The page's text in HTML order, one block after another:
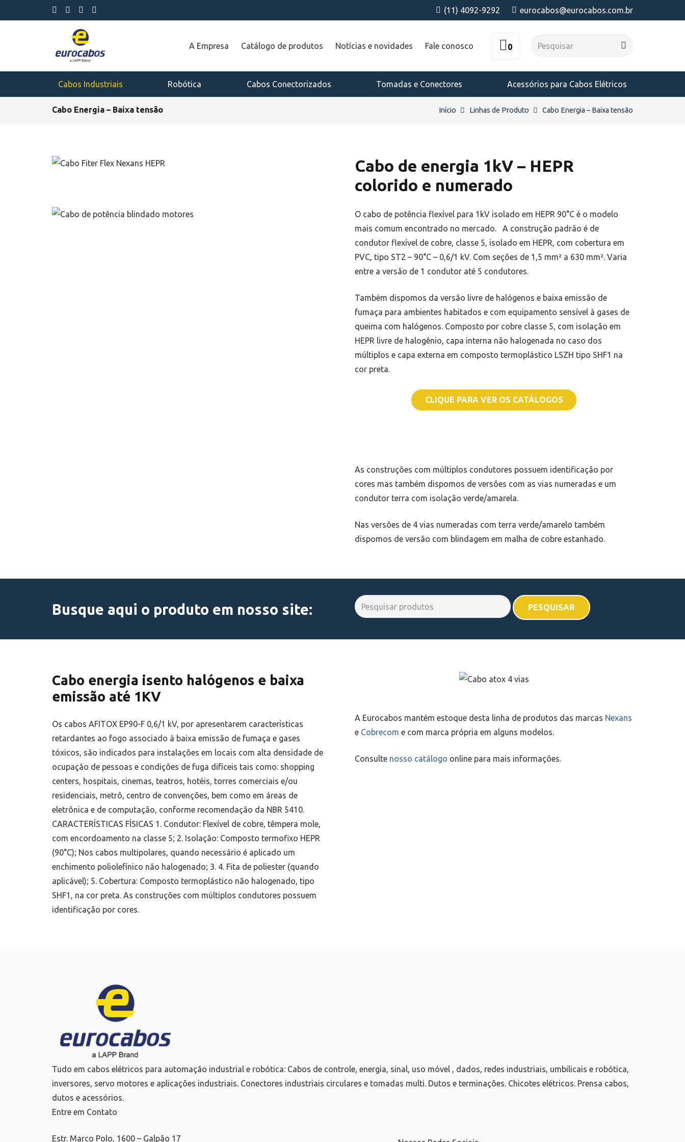
(11) 4092-9292 eurocabos@eurocabos.com.br
A Empresa Catálogo de produtos Notícias e novidades Fale conosco 0
Cabos Industriais Robótica Cabos Conectorizados Tomadas e Conectores Acessórios para Cabos Elétricos
Cabo Energia – Baixa tensão Início Linhas de Produto Cabo Energia – Baixa tensão
Cabo de energia 1kV – HEPR
colorido e numerado
O cabo de potência flexível para 1kV isolado em HEPR 90°C é o modelo
mais comum encontrado no mercado. A construção padrão é de
condutor flexível de cobre, classe 5, isolado em HEPR, com cobertura em
PVC, tipo ST2 – 90°C – 0,6/1 kV. Com seções de 1,5 mm² a 630 mm². Varia
entre a versão de 1 condutor até 5 condutores.
Também dispomos da versão livre de halógenos e baixa emissão de
fumaça para ambientes habitados e com equipamento sensível à gases de
queima com halógenos. Composto por cobre classe 5, com isolação em
HEPR livre de halogênio, capa interna não halogenada no caso dos
múltiplos e capa externa em composto termoplástico LSZH tipo SHF1 na
cor preta.
CLIQUE PARA VER OS CATÁLOGOS
As construções com múltiplos condutores possuem identificação por
cores mas também dispomos de versões com as vias numeradas e um
condutor terra com isolação verde/amarela.
Nas versões de 4 vias numeradas com terra verde/amarelo também
dispomos de versão com blindagem em malha de cobre estanhado.
Busque aqui o produto em nosso site:
Search
for:
Cabo energia isento halógenos e baixa
emissão até 1KV
Os cabos AFITOX EP90-F 0,6/1 kV, por apresentarem características
retardantes ao fogo associado à baixa emissão de fumaça e gases
tóxicos, são indicados para instalações em locais com alta densidade de
ocupação de pessoas e condições de fuga difíceis tais como: shopping
centers, hospitais, cinemas, teatros, hotéis, torres comerciais e/ou
residenciais, metrô, centro de convenções, bem como em áreas de
eletrônica e de computação, conforme recomendação da NBR 5410.
CARACTERÍSTICAS FÍSICAS 1. Condutor: Flexível de cobre, têmpera mole,
com encordoamento na classe 5; 2. Isolação: Composto termofixo HEPR
(90°C); Nos cabos multipolares, quando necessário é aplicado um
enchimento poliolefínico não halogenado; 3. 4. Fita de poliester (quando
aplicável); 5. Cobertura: Composto termoplástico não halogenado, tipo
SHF1, na cor preta. As construções com múltiplos condutores possuem
identificação por cores.
A Eurocabos mantém estoque desta linha de produtos das marcas Nexans
e Cobrecom e com marca própria em alguns modelos.
Consulte nosso catálogo online para mais informações.
Tudo em cabos elétricos para automação industrial e robótica: Cabos de controle, energia, sinal, uso móvel , dados, redes industriais, umbilicais e robótica,
inversores, servo motores e aplicações industriais. Conectores industriais circulares e tomadas multi. Dutos e terminações. Chicotes elétricos. Prensa cabos,
dutos e acessórios.
Entre em Contato
Estr. Marco Polo, 1600 – Galpão 17